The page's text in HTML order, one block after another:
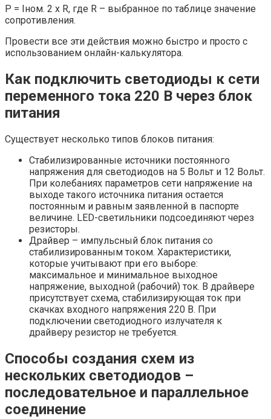
P = Iном. 2 х R, где R – выбранное по таблице значение
сопротивления.
Провести все эти действия можно быстро и просто с
использованием онлайн-калькулятора.
Как подключить светодиоды к сети
переменного тока 220 В через блок
питания
Существует несколько типов блоков питания:
Стабилизированные источники постоянного
напряжения для светодиодов на 5 Вольт и 12 Вольт.
При колебаниях параметров сети напряжение на
выходе такого источника питания остается
постоянным и равным заявленной в паспорте
величине. LED-светильники подсоединяют через
резисторы.
Драйвер – импульсный блок питания со
стабилизированным током. Характеристики,
которые учитывают при его выборе:
максимальное и минимальное выходное
напряжение, выходной (рабочий) ток. В драйвере
присутствует схема, стабилизирующая ток при
скачках входного напряжения 220 В. При
подключении светодиодного излучателя к
драйверу резистор не требуется.
Способы создания схем из
нескольких светодиодов –
последовательное и параллельное
соединение